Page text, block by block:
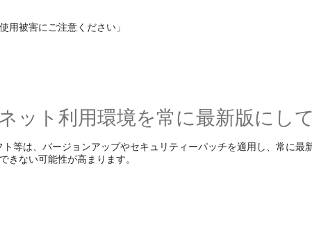
用被害にご注意ください」
ット利用環境を常に最新版にし
等は、バージョンアップやセキュリティーパッチを適用し、常に最
きない可能性が高まります。